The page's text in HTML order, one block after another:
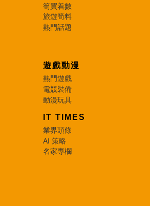
筍買着數
旅遊筍料
熱門話題
遊戲動漫
熱門遊戲
電競裝備
動漫玩具
IT TIMES
業界頭條
AI 策略
名家專欄